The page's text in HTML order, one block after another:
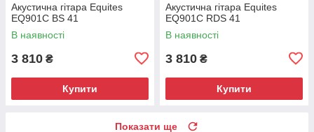
Акустична гітара Equites
EQ901C BS 41
В наявності
3 810 ₴
Купити
Акустична гітара Equites
EQ901C RDS 41
В наявності
3 810 ₴
Купити
Показати ще